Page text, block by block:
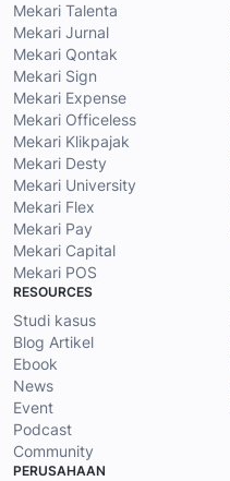
Mekari Talenta
Mekari Jurnal
Mekari Qontak
Mekari Sign
Mekari Expense
Mekari Officeless
Mekari Klikpajak
Mekari Desty
Mekari University
Mekari Flex
Mekari Pay
Mekari Capital
Mekari POS
RESOURCES
Studi kasus
Blog Artikel
Ebook
News
Event
Podcast
Community
PERUSAHAAN